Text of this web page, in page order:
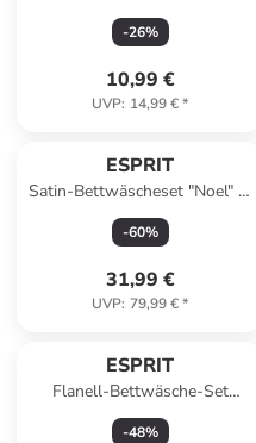
Grau
-26%
10,99 €
UVP: 14,99 €*
ESPRIT
Satin-Bettwäscheset "Noel" in
Hellblau/ Braun
-60%
31,99 €
UVP: 79,99 €*
ESPRIT
Flanell-Bettwäsche-Set
"Herringbone" in Hellgrau
-48%